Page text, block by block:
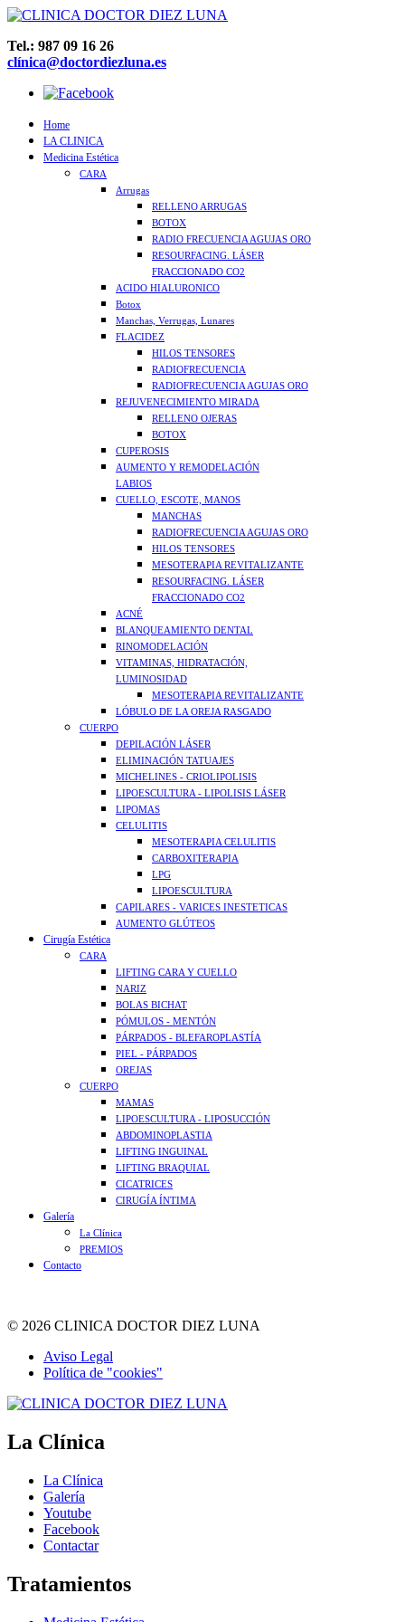
Tel.: 987 09 16 26
clínica@doctordiezluna.es
Home
LA CLINICA
Medicina Estética
CARA
Arrugas
RELLENO ARRUGAS
BOTOX
RADIO FRECUENCIA AGUJAS ORO
RESOURFACING. LÁSER
FRACCIONADO CO2
ACIDO HIALURONICO
Botox
Manchas, Verrugas, Lunares
FLACIDEZ
HILOS TENSORES
RADIOFRECUENCIA
RADIOFRECUENCIA AGUJAS ORO
REJUVENECIMIENTO MIRADA
RELLENO OJERAS
BOTOX
CUPEROSIS
AUMENTO Y REMODELACIÓN
LABIOS
CUELLO, ESCOTE, MANOS
MANCHAS
RADIOFRECUENCIA AGUJAS ORO
HILOS TENSORES
MESOTERAPIA REVITALIZANTE
RESOURFACING. LÁSER
FRACCIONADO CO2
ACNÉ
BLANQUEAMIENTO DENTAL
RINOMODELACIÓN
VITAMINAS, HIDRATACIÓN,
LUMINOSIDAD
MESOTERAPIA REVITALIZANTE
LÓBULO DE LA OREJA RASGADO
CUERPO
DEPILACIÓN LÁSER
ELIMINACIÓN TATUAJES
MICHELINES - CRIOLIPOLISIS
LIPOESCULTURA - LIPOLISIS LÁSER
LIPOMAS
CELULITIS
MESOTERAPIA CELULITIS
CARBOXITERAPIA
LPG
LIPOESCULTURA
CAPILARES - VARICES INESTETICAS
AUMENTO GLÚTEOS
Cirugía Estética
CARA
LIFTING CARA Y CUELLO
NARIZ
BOLAS BICHAT
PÓMULOS - MENTÓN
PÁRPADOS - BLEFAROPLASTÍA
PIEL - PÁRPADOS
OREJAS
CUERPO
MAMAS
LIPOESCULTURA - LIPOSUCCIÓN
ABDOMINOPLASTIA
LIFTING INGUINAL
LIFTING BRAQUIAL
CICATRICES
CIRUGÍA ÍNTIMA
Galería
La Clínica
PREMIOS
Contacto
© 2026 CLINICA DOCTOR DIEZ LUNA
Aviso Legal
Política de "cookies"
La Clínica
La Clínica
Galería
Youtube
Facebook
Contactar
Tratamientos